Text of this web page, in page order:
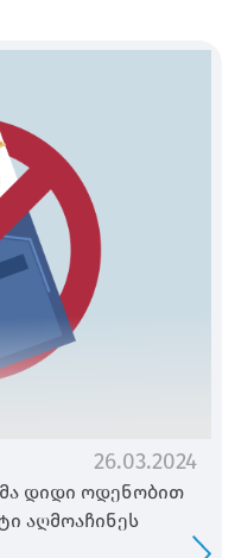
26.03.2024
დიდი ოდენობით
აღმოაჩინეს